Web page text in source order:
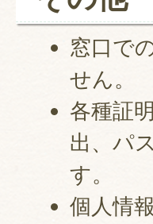
窓口で
せん。
各種証
出、パ
す。
個人情